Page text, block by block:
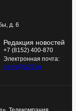
д. 6
Редакция новостей
+7 (8152) 400-870
Электронная почта:
news@tv21.ru